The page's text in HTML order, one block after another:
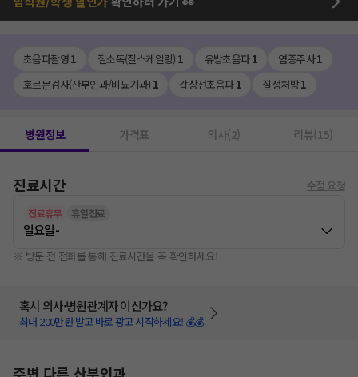
초음파촬영1 질소독(질스케일링) 1 유방초음파1 염증주사1
호르몬검사(산부인과/비뇨기과) 1 갑상선초음파1 질정처방1
병원정보 가격표 의사(2) 리뷰(15)
진료시간 수정 요청
진료휴무 휴일진료
일요일-
※ 방문 전 전화를 통해 진료시간을 꼭 확인하세요!
혹시 의사·병원관계자 이신가요?
최대 200만원 받고 바로 광고 시작하세요! 💰💰